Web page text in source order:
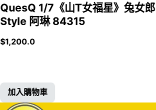
QuesQ 1/7《山T女福星》兔女郎
Style 阿琳 84315
$1,200.0
加入購物車